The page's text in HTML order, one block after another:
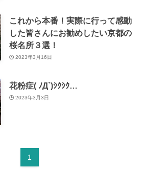
これから本番！実際に行って感動
した皆さんにお勧めしたい京都の
桜名所３選！
2023年3月16日
花粉症( ﾉД`)ｼｸｼｸ…
2023年3月3日
1